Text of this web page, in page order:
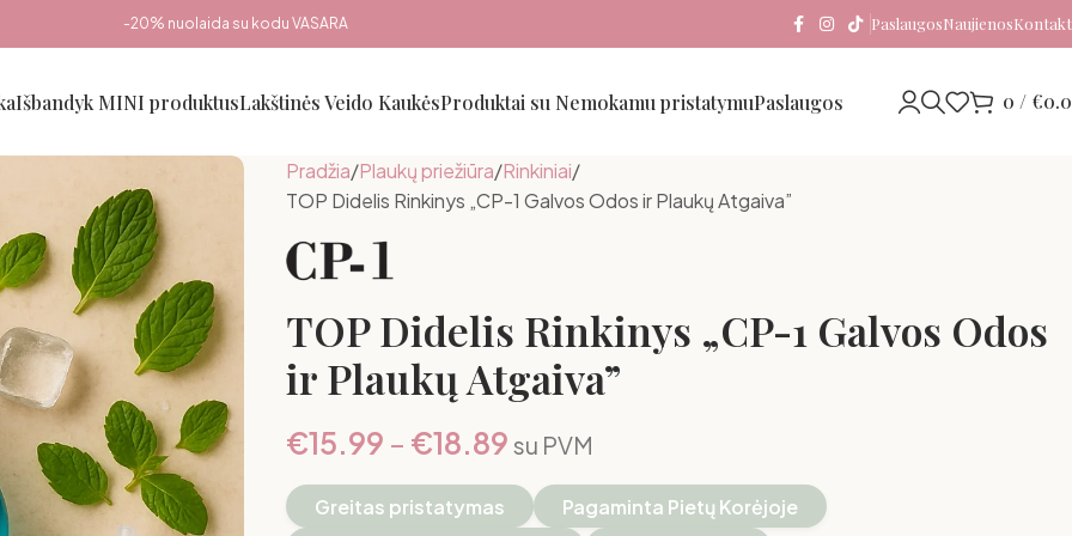
-20% nuolaida su kodu VASARA PaslaugosNaujienos
Išbandyk MINI produktusLakštinės Veido KaukėsProduktai su Nemokamu pristatymuPaslaugos 0 / €
Pradžia Plaukų priežiūra Rinkiniai
TOP Didelis Rinkinys „CP-1 Galvos Odos ir Plaukų Atgaiva”
TOP Didelis Rinkinys „CP-1 Galvos Odos
ir Plaukų Atgaiva”
€15.99 – €18.89 su PVM
Greitas pristatymas
Pagaminta Pietų Korėjoje